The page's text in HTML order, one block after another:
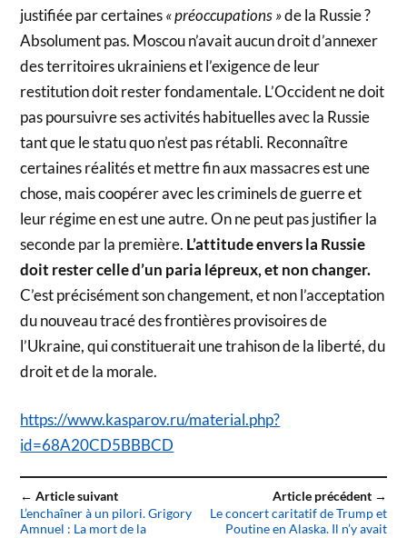
justifiée par certaines« préoccupations »de la Russie ?
Absolument pas. Moscou n’avait aucun droit d’annexer
des territoires ukrainiens et l’exigence de leur
restitution doit rester fondamentale. L’Occident ne doit
pas poursuivre ses activités habituelles avec la Russie
tant que le statu quo n’est pas rétabli. Reconnaître
certaines réalités et mettre fin aux massacres est une
chose, mais coopérer avec les criminels de guerre et
leur régime en est une autre. On ne peut pas justifier la
seconde par la première. L’attitude envers la Russie
doit rester celle d’un paria lépreux, et non changer.
C’est précisément son changement, et non l’acceptation
du nouveau tracé des frontières provisoires de
l’Ukraine, qui constituerait une trahison de la liberté, du
droit et de la morale.
https://www.kasparov.ru/material.php?
id=68A20CD5BBBCD
← Article suivant
L’enchaîner à un pilori. Grigory
Amnuel : La mort de la
Article précédent →
Le concert caritatif de Trump et
Poutine en Alaska. Il n’y avait